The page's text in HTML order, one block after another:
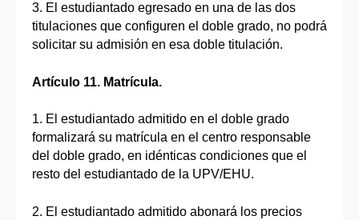
3. El estudiantado egresado en una de las dos
titulaciones que configuren el doble grado, no podrá
solicitar su admisión en esa doble titulación.
Artículo 11. Matrícula.
1. El estudiantado admitido en el doble grado
formalizará su matrícula en el centro responsable
del doble grado, en idénticas condiciones que el
resto del estudiantado de la UPV/EHU.
2. El estudiantado admitido abonará los precios